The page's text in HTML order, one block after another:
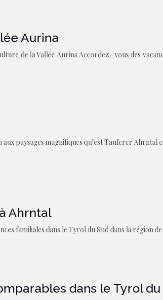
Aurina
de la Vallée Aurina Accordez- vous des
paysages magnifiques qu’est Tauferer
Ahrntal
familiales dans le Tyrol du Sud dans la région
dans le Tyrol du